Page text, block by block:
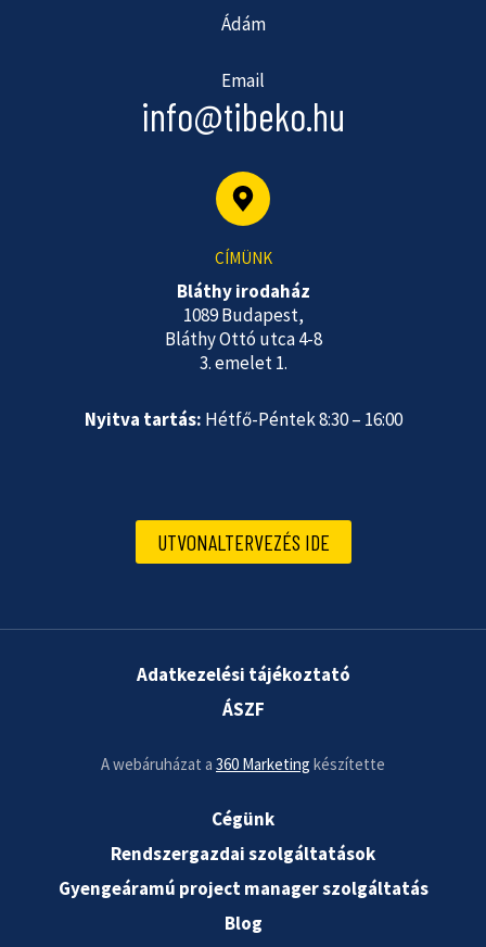
Ádám
Email
info@tibeko.hu
CÍMÜNK
Bláthy irodaház
1089 Budapest,
Bláthy Ottó utca 4-8
3. emelet 1.
Nyitva tartás: Hétfő-Péntek 8:30 – 16:00
UTVONALTERVEZÉS IDE
Cégünk
Rendszergazdai szolgáltatások
Gyengeáramú project manager szolgáltatás
Blog
Adatkezelési tájékoztató
ÁSZF
A webáruházat a 360 Marketing készítette